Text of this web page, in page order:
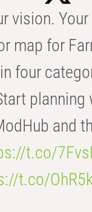
vision.
map for
four
planning
and
t.co/
t.co/